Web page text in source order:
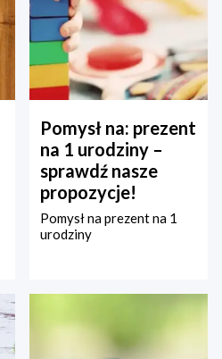
Pomysł na: prezent
na 1 urodziny –
sprawdź nasze
propozycje!
Pomysł na prezent na 1
urodziny